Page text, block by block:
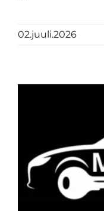
02.juuli.2026